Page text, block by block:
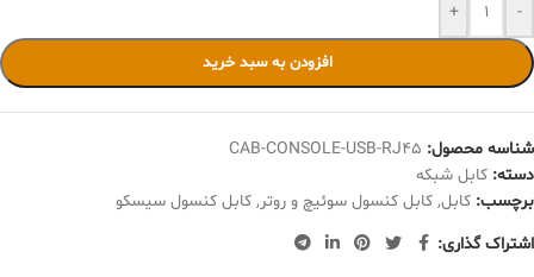
-
+
افزودن به سبد خرید
شناسه محصول: CAB-CONSOLE-USB-RJ45
دسته: کابل شبکه
برچسب: کابل, کابل کنسول سوئیچ و روتر, کابل کنسول سیسکو
اشتراک گذاری: